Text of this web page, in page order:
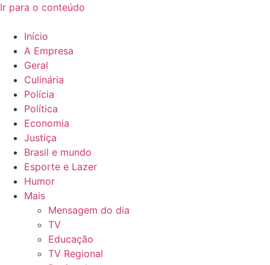
Ir para o conteúdo
Início
A Empresa
Geral
Culinária
Polícia
Política
Economia
Justiça
Brasil e mundo
Esporte e Lazer
Humor
Mais
Mensagem do dia
TV
Educação
TV Regional